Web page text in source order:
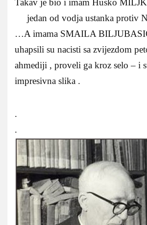
Takav je bio i imam Husko
jedan od vodja ustanka protiv
…A imama SMAILA
uhapsili su nacisti sa zvijezdom
ahmediji , proveli ga kroz selo – i
impresivna slika .
.
.